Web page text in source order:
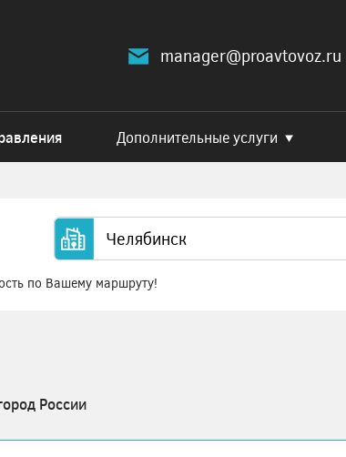
manager@proavtovoz.ru
Дополнительные услуги
по Вашему маршруту!
России